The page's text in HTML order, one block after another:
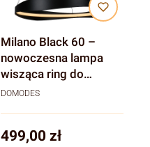
Milano Black 60 –
nowoczesna lampa
wisząca ring do
salonu, sypialni i nad
DOMODES
Cena
499,00 zł